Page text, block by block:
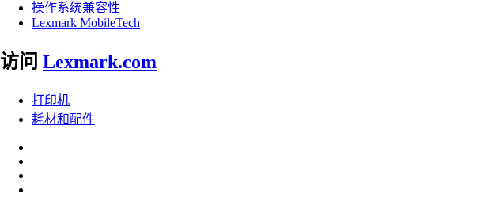
操作系统兼容性
Lexmark MobileTech
访问 Lexmark.com
打印机
耗材和配件